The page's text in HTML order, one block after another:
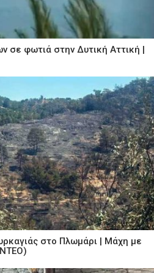
σε φωτιά στην Δυτική Αττική |
στο Πλωμάρι | Μάχη με